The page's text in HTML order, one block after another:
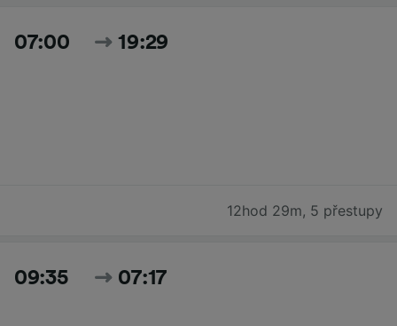
07:00 19:29
12hod 29m, 5 přestupy
09:35 07:17